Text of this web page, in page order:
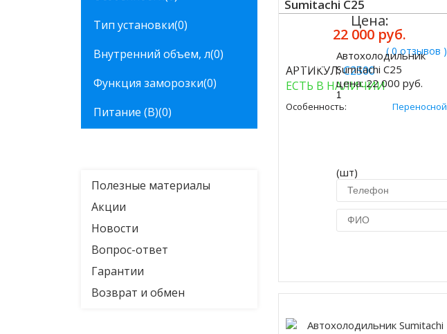
Тип установки(0)
Внутренний объем, л(0)
Функция заморозки(0)
Питание (В)(0)
Полезные материалы
Акции
Новости
Вопрос-ответ
Гарантии
Возврат и обмен
Sumitachi C25
( 0 отзывов )
АРТИКУЛ:C2500
ЕСТЬ В НАЛИЧИИ
Особенность: Переносной
Цена:
22 000 руб.
Купить
Автохолодильник
Sumitachi C25
цена:22 000 руб.
(шт)